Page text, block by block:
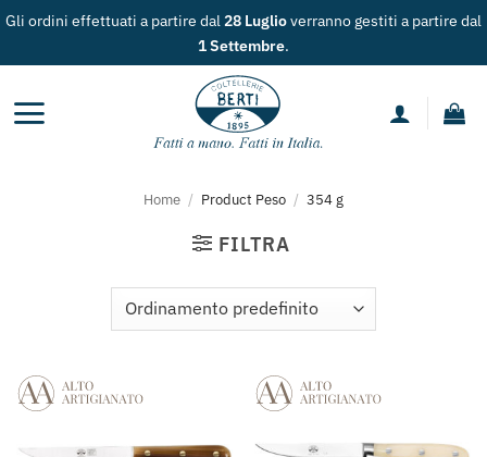
Salta
Gli ordini effettuati a partire dal28 Luglioverranno gestiti a partire dal
1 Settembre.
Home / Product Peso / 354 g
FILTRA